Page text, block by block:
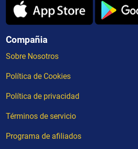
Compañia
Sobre Nosotros
Política de Cookies
Política de privacidad
Términos de servicio
Programa de afiliados